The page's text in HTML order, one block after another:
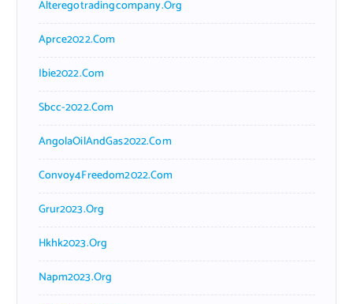
Alteregotradingcompany.org
Aprce2022.com
Ibie2022.com
Sbcc-2022.com
AngolaOilAndGas2022.com
Convoy4Freedom2022.com
Grur2023.org
Hkhk2023.org
Napm2023.org